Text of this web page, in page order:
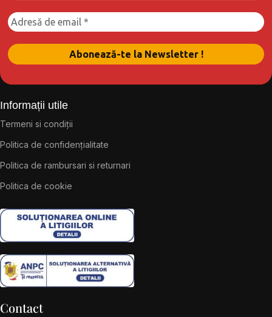
Informații utile
Termeni si condiții
Politica de confidențialitate
Politica de rambursari si returnari
Politica de cookie
Contact